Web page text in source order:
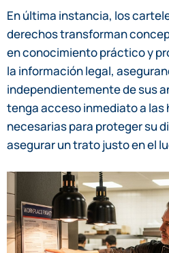
En última instancia, los
derechos transforman
en conocimiento práctico y
la información legal,
independientemente de sus
tenga acceso inmediato a las
necesarias para proteger su
asegurar un trato justo en el